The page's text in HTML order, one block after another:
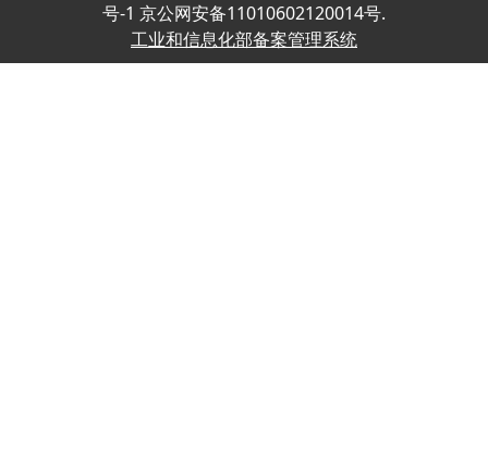
号-1 京公网安备11010602120014号.
工业和信息化部备案管理系统